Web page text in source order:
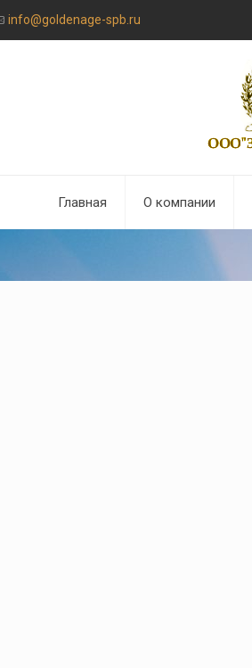
info@goldenage-spb.ru
Главная О компании